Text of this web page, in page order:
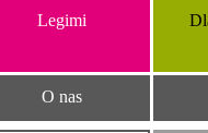
Legimi
O nas